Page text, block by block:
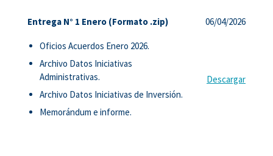
Entrega N° 1 Enero (Formato .zip) 06/04/2026
Oficios Acuerdos Enero 2026.
Archivo Datos Iniciativas
Administrativas.
Archivo Datos Iniciativas de Inversión.
Memorándum e informe.
Descargar